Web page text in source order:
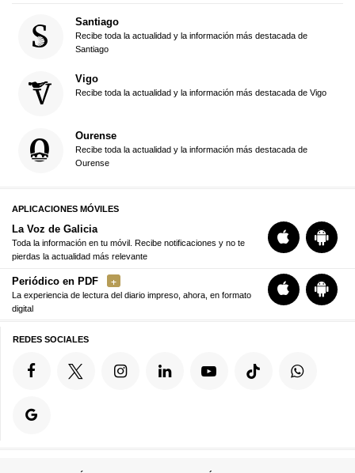
Santiago
Recibe toda la actualidad y la información más destacada de
Santiago
Vigo
Recibe toda la actualidad y la información más destacada de Vigo
Ourense
Recibe toda la actualidad y la información más destacada de
Ourense
APLICACIONES MÓVILES
La Voz de Galicia
Toda la información en tu móvil. Recibe notificaciones y no te
pierdas la actualidad más relevante
Periódico en PDF
La experiencia de lectura del diario impreso, ahora, en formato
digital
REDES SOCIALES